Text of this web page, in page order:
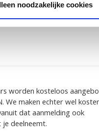
noodzakelijke cookies
worden kosteloos
We maken echter wel
dat aanmelding ook
deelneemt.